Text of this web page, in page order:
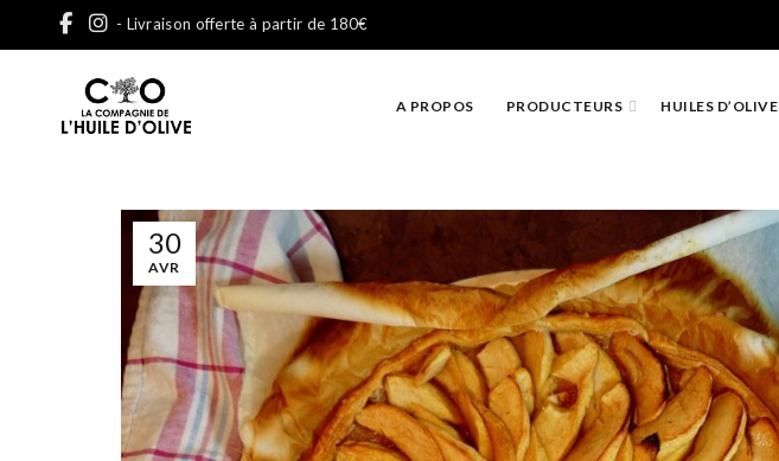
- Livraison offerte à partir de 180€
A PROPOS PRODUCTEURS HUILES D’OLIVE
30
AVR